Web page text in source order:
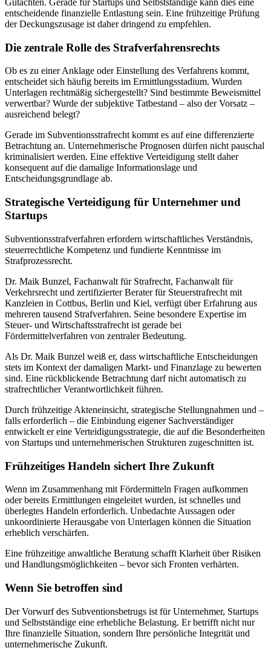
Gutachten. Gerade für Startups und Selbstständige kann dies eine
entscheidende finanzielle Entlastung sein. Eine frühzeitige Prüfung
der Deckungszusage ist daher dringend zu empfehlen.
Die zentrale Rolle des Strafverfahrensrechts
Ob es zu einer Anklage oder Einstellung des Verfahrens kommt,
entscheidet sich häufig bereits im Ermittlungsstadium. Wurden
Unterlagen rechtmäßig sichergestellt? Sind bestimmte Beweismittel
verwertbar? Wurde der subjektive Tatbestand – also der Vorsatz –
ausreichend belegt?
Gerade im Subventionsstrafrecht kommt es auf eine differenzierte
Betrachtung an. Unternehmerische Prognosen dürfen nicht pauschal
kriminalisiert werden. Eine effektive Verteidigung stellt daher
konsequent auf die damalige Informationslage und
Entscheidungsgrundlage ab.
Strategische Verteidigung für Unternehmer und
Startups
Subventionsstrafverfahren erfordern wirtschaftliches Verständnis,
steuerrechtliche Kompetenz und fundierte Kenntnisse im
Strafprozessrecht.
Dr. Maik Bunzel, Fachanwalt für Strafrecht, Fachanwalt für
Verkehrsrecht und zertifizierter Berater für Steuerstrafrecht mit
Kanzleien in Cottbus, Berlin und Kiel, verfügt über Erfahrung aus
mehreren tausend Strafverfahren. Seine besondere Expertise im
Steuer- und Wirtschaftsstrafrecht ist gerade bei
Fördermittelverfahren von zentraler Bedeutung.
Als Dr. Maik Bunzel weiß er, dass wirtschaftliche Entscheidungen
stets im Kontext der damaligen Markt- und Finanzlage zu bewerten
sind. Eine rückblickende Betrachtung darf nicht automatisch zu
strafrechtlicher Verantwortlichkeit führen.
Durch frühzeitige Akteneinsicht, strategische Stellungnahmen und –
falls erforderlich – die Einbindung eigener Sachverständiger
entwickelt er eine Verteidigungsstrategie, die auf die Besonderheiten
von Startups und unternehmerischen Strukturen zugeschnitten ist.
Frühzeitiges Handeln sichert Ihre Zukunft
Wenn im Zusammenhang mit Fördermitteln Fragen aufkommen
oder bereits Ermittlungen eingeleitet wurden, ist schnelles und
überlegtes Handeln erforderlich. Unbedachte Aussagen oder
unkoordinierte Herausgabe von Unterlagen können die Situation
erheblich verschärfen.
Eine frühzeitige anwaltliche Beratung schafft Klarheit über Risiken
und Handlungsmöglichkeiten – bevor sich Fronten verhärten.
Wenn Sie betroffen sind
Der Vorwurf des Subventionsbetrugs ist für Unternehmer, Startups
und Selbstständige eine erhebliche Belastung. Er betrifft nicht nur
Ihre finanzielle Situation, sondern Ihre persönliche Integrität und
unternehmerische Zukunft.